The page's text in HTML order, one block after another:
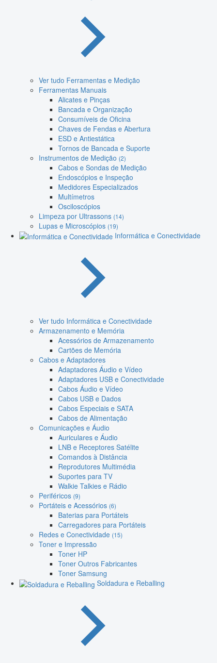
Ver tudo Ferramentas e Medição
Ferramentas Manuais
Alicates e Pinças
Bancada e Organização
Consumíveis de Oficina
Chaves de Fendas e Abertura
ESD e Antiestática
Tornos de Bancada e Suporte
Instrumentos de Medição (2)
Cabos e Sondas de Medição
Endoscópios e Inspeção
Medidores Especializados
Multímetros
Osciloscópios
Limpeza por Ultrassons (14)
Lupas e Microscópios (19)
Informática e Conectividade
Ver tudo Informática e Conectividade
Armazenamento e Memória
Acessórios de Armazenamento
Cartões de Memória
Cabos e Adaptadores
Adaptadores Áudio e Vídeo
Adaptadores USB e Conectividade
Cabos Áudio e Vídeo
Cabos USB e Dados
Cabos Especiais e SATA
Cabos de Alimentação
Comunicações e Áudio
Auriculares e Áudio
LNB e Receptores Satélite
Comandos à Distância
Reprodutores Multimédia
Suportes para TV
Walkie Talkies e Rádio
Periféricos (9)
Portáteis e Acessórios (6)
Baterias para Portáteis
Carregadores para Portáteis
Redes e Conectividade (15)
Toner e Impressão
Toner HP
Toner Outros Fabricantes
Toner Samsung
Soldadura e Reballing